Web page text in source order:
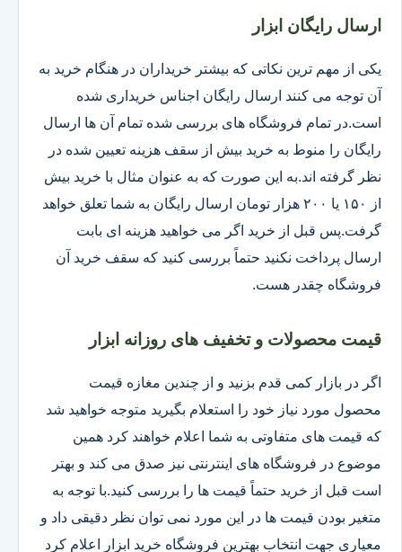
ارسال رایگان ابزار
یکی از مهم ترین نکاتی که بیشتر خریداران در هنگام خرید به
آن توجه می کنند ارسال رایگان اجناس خریداری شده
است.در تمام فروشگاه های بررسی شده تمام آن ها ارسال
رایگان را منوط به خرید بیش از سقف هزینه تعیین شده در
نظر گرفته اند.به این صورت که به عنوان مثال با خرید بیش
از ۱۵۰ یا ۲۰۰ هزار تومان ارسال رایگان به شما تعلق خواهد
گرفت.پس قبل از خرید اگر می خواهید هزینه ای بابت
ارسال پرداخت نکنید حتماً بررسی کنید که سقف خرید آن
فروشگاه چقدر هست.
قیمت محصولات و تخفیف های روزانه ابزار
اگر در بازار کمی قدم بزنید و از چندین مغازه قیمت
محصول مورد نیاز خود را استعلام بگیرید متوجه خواهید شد
که قیمت های متفاوتی به شما اعلام خواهند کرد همین
موضوع در فروشگاه های اینترنتی نیز صدق می کند و بهتر
است قبل از خرید حتماً قیمت ها را بررسی کنید.با توجه به
متغیر بودن قیمت ها در این مورد نمی توان نظر دقیقی داد و
معیاری جهت انتخاب بهترین فروشگاه خرید ابزار اعلام کرد